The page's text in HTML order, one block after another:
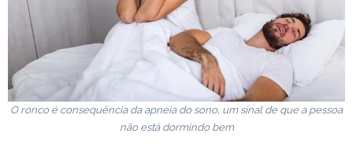
O ronco é consequência da apneia do sono, um sinal de que a pessoa
não está dormindo bem